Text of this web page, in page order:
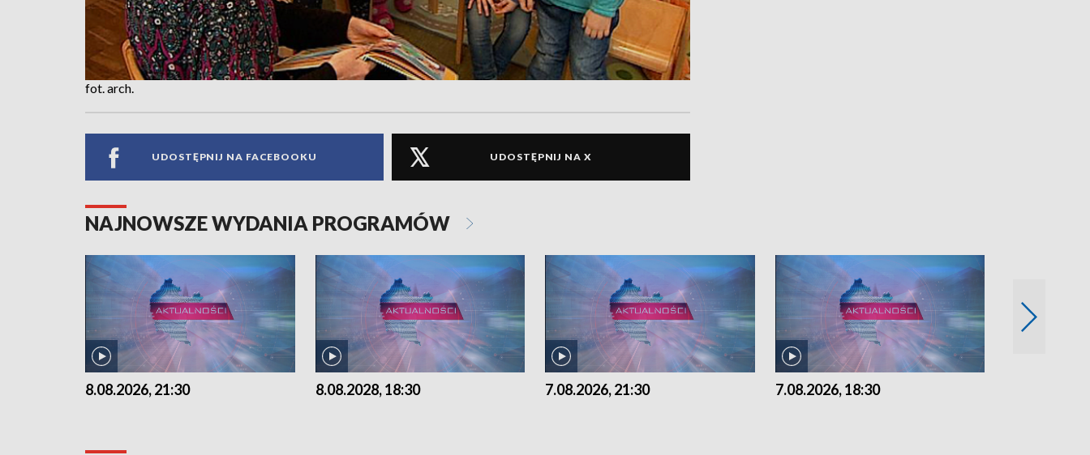
fot. arch.
UDOSTĘPNIJ NA FACEBOOKU UDOSTĘPNIJ NA X
NAJNOWSZE WYDANIA PROGRAMÓW
8.08.2026, 21:30 8.08.2028, 18:30 7.08.2026, 21:30 7.08.2026, 18:30